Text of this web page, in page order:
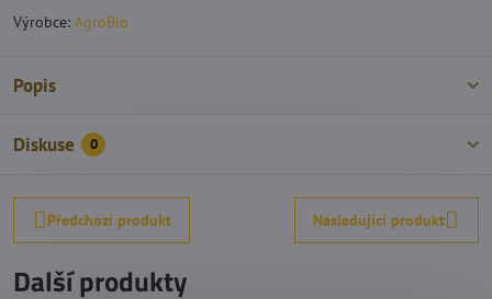
Výrobce: AgroBio
Popis
Diskuse 0
Předchozí produkt Následující produkt
Další produkty